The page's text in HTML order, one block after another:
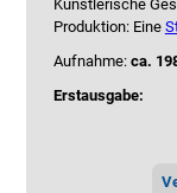
Künstlerische
Produktion: Eine
Aufnahme: ca.
Erstausgabe: